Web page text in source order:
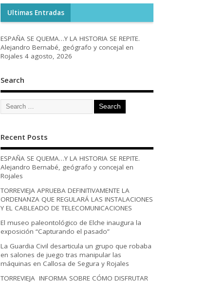
Ultimas Entradas
ESPAÑA SE QUEMA…Y LA HISTORIA SE REPITE.
Alejandro Bernabé, geógrafo y concejal en
Rojales 4 agosto, 2026
Search
Recent Posts
ESPAÑA SE QUEMA…Y LA HISTORIA SE REPITE.
Alejandro Bernabé, geógrafo y concejal en
Rojales
TORREVIEJA APRUEBA DEFINITIVAMENTE LA
ORDENANZA QUE REGULARÁ LAS INSTALACIONES
Y EL CABLEADO DE TELECOMUNICACIONES
El museo paleontológico de Elche inaugura la
exposición “Capturando el pasado”
La Guardia Civil desarticula un grupo que robaba
en salones de juego tras manipular las
máquinas en Callosa de Segura y Rojales
TORREVIEJA INFORMA SOBRE CÓMO DISFRUTAR